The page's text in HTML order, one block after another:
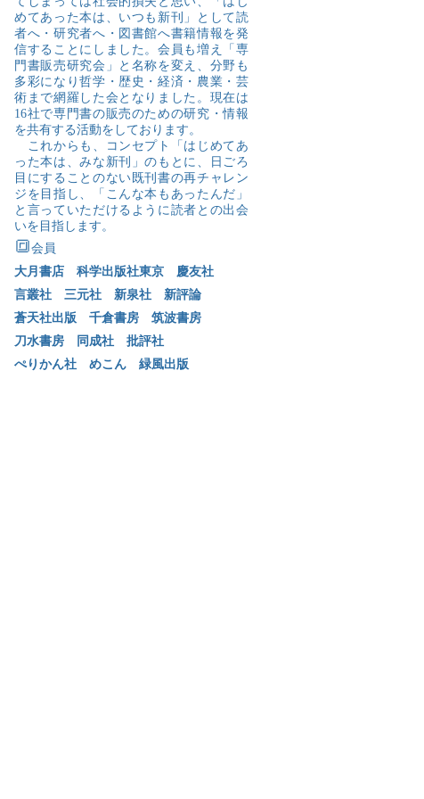
めてあった本は、いつも新刊」として読
者へ・研究者へ・図書館へ書籍情報を発
信することにしました。会員も増え「専
門書販売研究会」と名称を変え、分野も
多彩になり哲学・歴史・経済・農業・芸
術まで網羅した会となりました。現在は
16社で専門書の販売のための研究・情報
を共有する活動をしております。
これからも、コンセプト「はじめてあ
った本は、みな新刊」のもとに、日ごろ
目にすることのない既刊書の再チャレン
ジを目指し、「こんな本もあったんだ」
と言っていただけるように読者との出会
いを目指します。​
🔳会員
大月書店
科学出版社東京
慶友社
言叢社
三元社 新泉社
新評論
蒼天社出版
千倉書房
筑波書房
刀水書房
同成社
批評社
ぺりかん社
めこん 緑風出版